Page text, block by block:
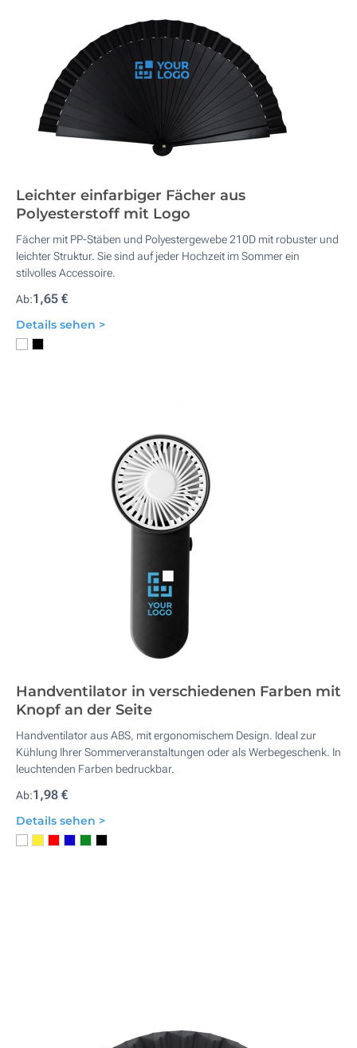
Leichter einfarbiger Fächer aus
Polyesterstoff mit Logo
Fächer mit PP-Stäben und Polyestergewebe 210D mit robuster und
leichter Struktur. Sie sind auf jeder Hochzeit im Sommer ein
stilvolles Accessoire.
Ab:1,65 €
Details sehen >
Handventilator in verschiedenen Farben mit
Knopf an der Seite
Handventilator aus ABS, mit ergonomischem Design. Ideal zur
Kühlung Ihrer Sommerveranstaltungen oder als Werbegeschenk. In
leuchtenden Farben bedruckbar.
Ab:1,98 €
Details sehen >